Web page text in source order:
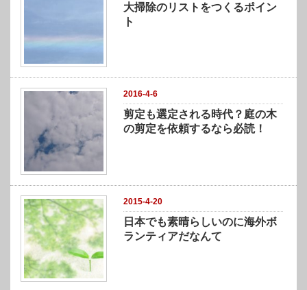
大掃除のリストをつくるポイン
ト
2016-4-6
剪定も選定される時代？庭の木
の剪定を依頼するなら必読！
2015-4-20
日本でも素晴らしいのに海外ボ
ランティアだなんて